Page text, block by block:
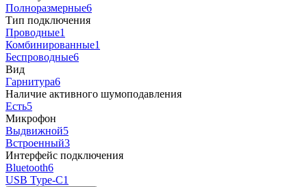
Полноразмерные6
Тип подключения
Проводные1
Комбинированные1
Беспроводные6
Вид
Гарнитура6
Наличие активного шумоподавления
Есть5
Микрофон
Выдвижной5
Встроенный3
Интерфейс подключения
Bluetooth6
USB Type-C1